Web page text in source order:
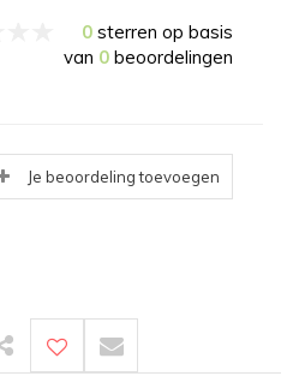
0 sterren op basis
van 0 beoordelingen
Je beoordeling toevoegen